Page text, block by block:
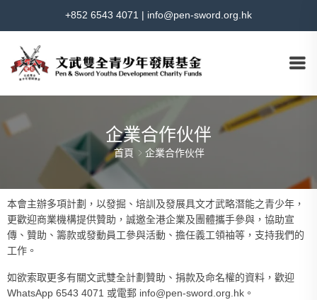
+852 6543 4071 | info@pen-sword.org.hk
企業合作伙伴
首頁 企業合作伙伴
本會主辦多項計劃，以發掘、培訓及發展具文才武略潛能之青少年，
更歡迎商業機構提供贊助，誠邀全港企業及團體攜手參與，協助宣
傳、贊助、籌款或發動員工參與活動、擔任義工領袖等，支持我們的
工作。
如欲索取更多有關文武雙全計劃贊助、捐款及命名權的資料，歡迎
WhatsApp 6543 4071 或電郵 info@pen-sword.org.hk。